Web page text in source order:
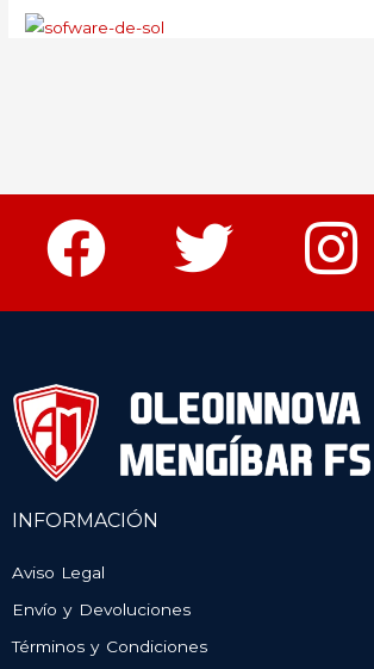
INFORMACIÓN
Aviso Legal
Envío y Devoluciones
Términos y Condiciones